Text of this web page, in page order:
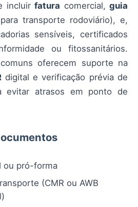
incluirfatura comercial,guia
transporte rodoviário), e,
sensíveis, certificados
ou fitossanitários.
oferecem suporte na
digital e verificação prévia de
evitar atrasos em ponto de
ou pró-forma
(CMR ou AWB